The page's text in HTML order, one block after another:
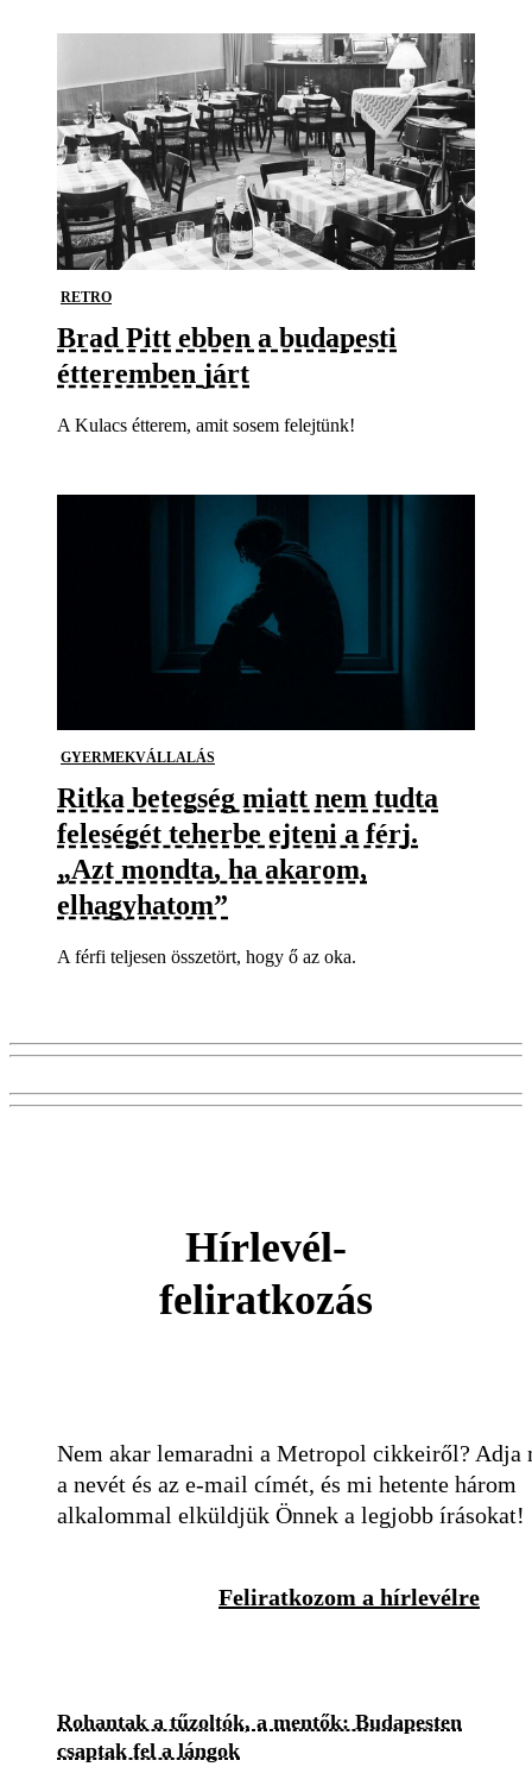
RETRO
Brad Pitt ebben a budapesti
étteremben járt
A Kulacs étterem, amit sosem felejtünk!
GYERMEKVÁLLALÁS
Ritka betegség miatt nem tudta
feleségét teherbe ejteni a férj.
„Azt mondta, ha akarom,
elhagyhatom”
A férfi teljesen összetört, hogy ő az oka.
Hírlevél-
feliratkozás
Nem akar lemaradni a Metropol cikkeiről? Adja
a nevét és az e-mail címét, és mi hetente három
alkalommal elküldjük Önnek a legjobb írásokat!
Feliratkozom a hírlevélre
Rohantak a tűzoltók, a mentők: Budapesten
csaptak fel a lángok